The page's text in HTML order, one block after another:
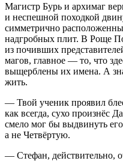
Магистр Бурь и архимаг
и неспешной походкой
симметрично
надгробных плит. В Роще
из почивших
магов, главное — то, что
выщерблены их имена. А
жить.
— Твой ученик проявил
как всегда, сухо произнёс
смело мог бы выдвинуть
а не Четвёртую.
— Стефан, действительно,